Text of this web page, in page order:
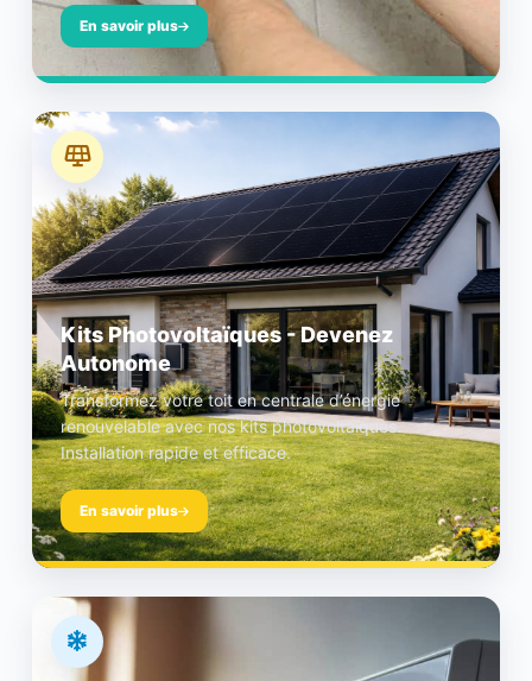
En savoir plus
Kits Photovoltaïques - Devenez
Autonome
Transformez votre toit en centrale d’énergie
renouvelable avec nos kits photovoltaïques.
Installation rapide et efficace.
En savoir plus